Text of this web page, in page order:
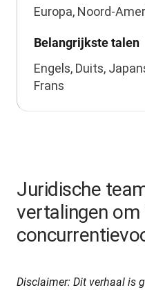
Europa, Noord-
Belangrijkste talen
Engels, Duits,
Frans
Juridische
vertalingen om
Disclaimer: Dit verhaal is